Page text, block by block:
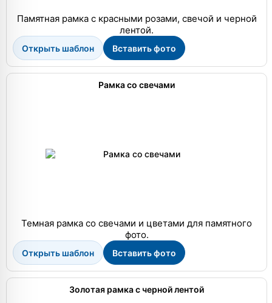
Памятная рамка с красными розами, свечой и черной
лентой.
Открыть шаблон Вставить фото
Рамка со свечами
Темная рамка со свечами и цветами для памятного
фото.
Открыть шаблон Вставить фото
Золотая рамка с черной лентой